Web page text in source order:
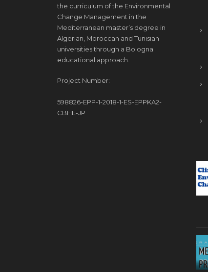
the curriculum of the Environmental
Change Management in the
Mediterranean master’s degree in
Algerian, Moroccan and Tunisian
universities through a Bologna
educational approach.
Project Number:
598826-EPP-1-2018-1-ES-EPPKA2-
CBHE-JP